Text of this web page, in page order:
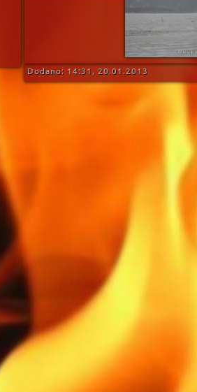
Dodano: 14:31, 20.01.2013